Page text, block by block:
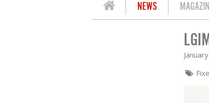
NEWS
LGIM: 2022 KAN HET JAAR VAN